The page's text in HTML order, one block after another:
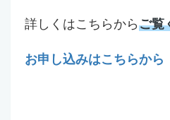
詳しくはこちらからご覧
お申し込みはこちらから